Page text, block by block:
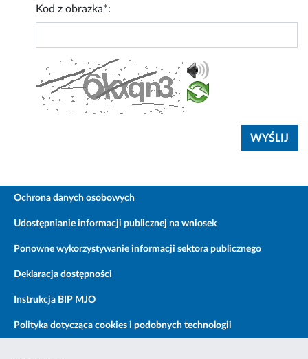
Kod z obrazka*:
Ochrona danych osobowych
Udostępnianie informacji publicznej na wniosek
Ponowne wykorzystywanie informacji sektora publicznego
Deklaracja dostępności
Instrukcja BIP MJO
Polityka dotycząca cookies i podobnych technologii